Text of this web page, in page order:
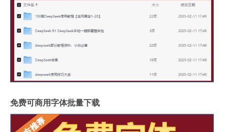
免费可商用字体批量下载